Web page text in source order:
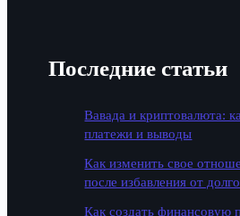
Последние статьи
Вавада и криптовалюта:
платежи и выводы
Как изменить свое
после избавления от
Как создать финансовую